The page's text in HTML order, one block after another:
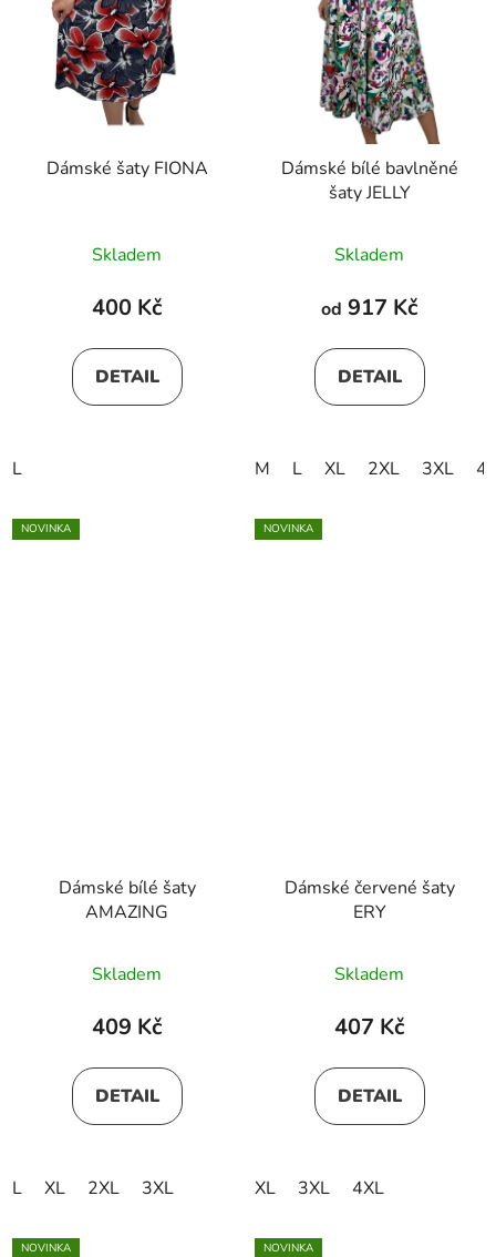
Dámské šaty FIONA
Skladem
400 Kč
DETAIL
L
Dámské bílé bavlněné
šaty JELLY
Skladem
od 917 Kč
DETAIL
M L XL 2XL 3XL
NOVINKA
Dámské bílé šaty
AMAZING
Skladem
409 Kč
DETAIL
L XL 2XL 3XL
NOVINKA
Dámské červené šaty
ERY
Skladem
407 Kč
DETAIL
XL 3XL 4XL
NOVINKA NOVINKA